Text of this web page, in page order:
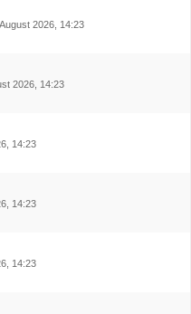
2026, 14:23
2026, 14:23
14:23
14:23
14:23